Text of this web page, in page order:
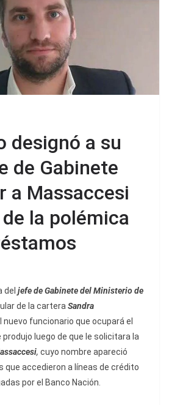
designó a su
de Gabinete
a Massaccesi
la polémica
del jefe de Gabinete del Ministerio de
de la carteraSandra
nuevo funcionario que ocupará el
luego de que le solicitara la
, cuyo nombre apareció
que accedieron a líneas de crédito
por el Banco Nación.